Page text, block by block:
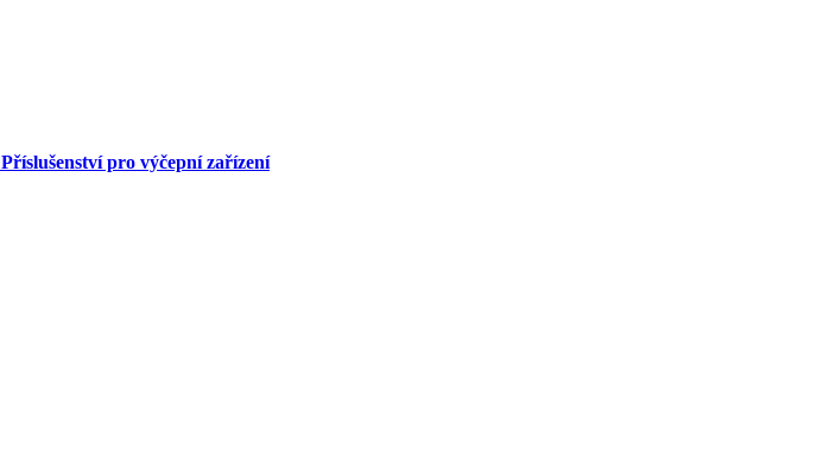
Příslušenství pro výčepní zařízení